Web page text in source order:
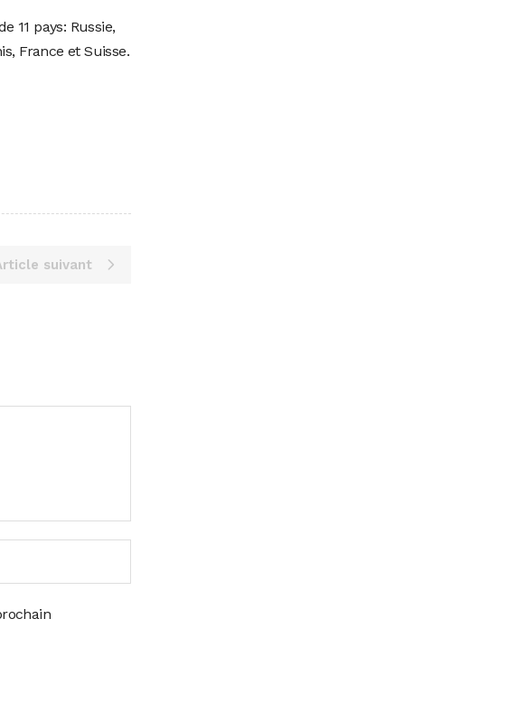
11 pays: Russie,
France et Suisse.
suivant